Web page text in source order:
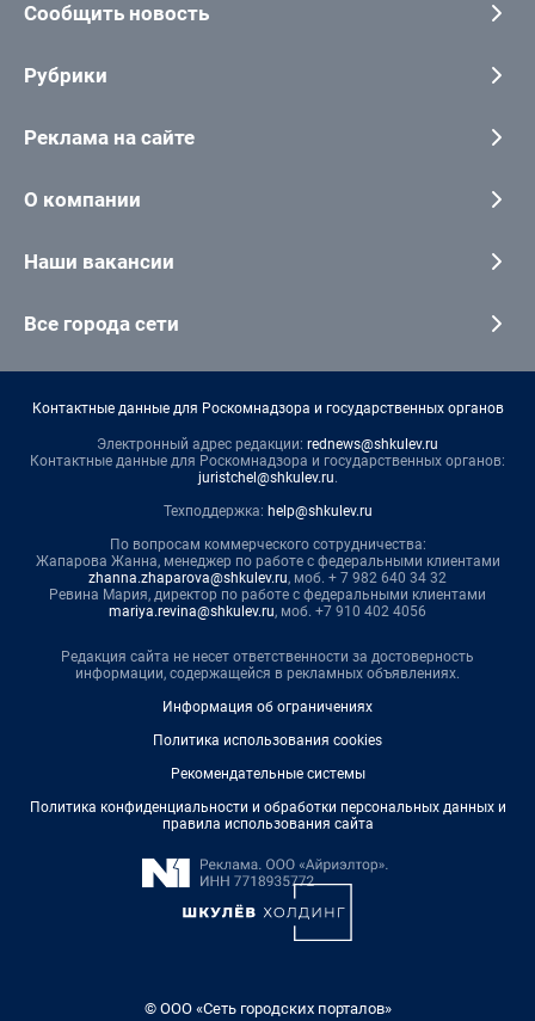
Сообщить новость
Рубрики
Реклама на сайте
О компании
Наши вакансии
Все города сети
Контактные данные для Роскомнадзора и государственных органов
Электронный адрес редакции: rednews@shkulev.ru
Контактные данные для Роскомнадзора и государственных органов:
juristchel@shkulev.ru.
Техподдержка: help@shkulev.ru
По вопросам коммерческого сотрудничества:
Жапарова Жанна, менеджер по работе с федеральными клиентами
zhanna.zhaparova@shkulev.ru, моб. + 7 982 640 34 32
Ревина Мария, директор по работе с федеральными клиентами
mariya.revina@shkulev.ru, моб. +7 910 402 4056
Редакция сайта не несет ответственности за достоверность
информации, содержащейся в рекламных объявлениях.
Информация об ограничениях
Политика использования cookies
Рекомендательные системы
Политика конфиденциальности и обработки персональных данных и
правила использования сайта
© ООО «Сеть городских порталов»